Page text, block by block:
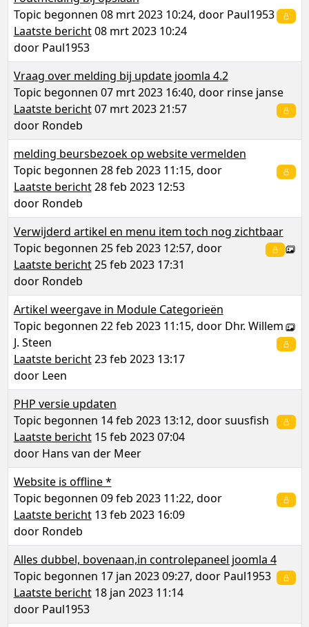
Topic begonnen 08 mrt 2023 10:24, door Paul1953
Laatste bericht08 mrt 2023 10:24
door Paul1953
Vraag over melding bij update joomla 4.2
Topic begonnen 07 mrt 2023 16:40, door rinse janse
Laatste bericht07 mrt 2023 21:57
door Rondeb
melding beursbezoek op website vermelden
Topic begonnen 28 feb 2023 11:15, door
Laatste bericht28 feb 2023 12:53
door Rondeb
Verwijderd artikel en menu item toch nog zichtbaar
Topic begonnen 25 feb 2023 12:57, door
Laatste bericht25 feb 2023 17:31
door Rondeb
Artikel weergave in Module Categorieën
Topic begonnen 22 feb 2023 11:15, door Dhr. Willem
J. Steen
Laatste bericht23 feb 2023 13:17
door Leen
PHP versie updaten
Topic begonnen 14 feb 2023 13:12, doorsuusfish
Laatste bericht15 feb 2023 07:04
door Hans van der Meer
Website is offline *
Topic begonnen 09 feb 2023 11:22, door
Laatste bericht13 feb 2023 16:09
door Rondeb
Alles dubbel, bovenaan,in controlepaneel joomla 4
Topic begonnen 17 jan 2023 09:27, door Paul1953
Laatste bericht18 jan 2023 11:14
door Paul1953